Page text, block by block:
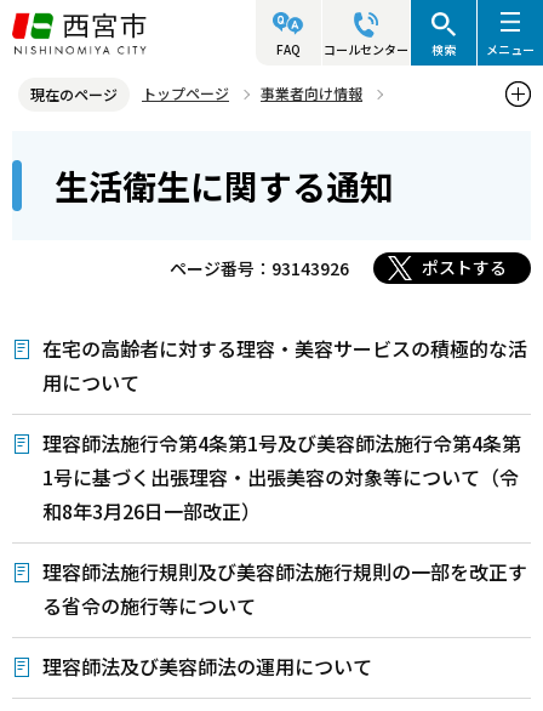
こ
の
ジ
先
FAQ コールセンター 検索 メニュー
現在のページ トップページ
事業者向け情報
こ
生活衛生に関する通知
ページ番号：93143926 ポストする
在宅の高齢者に対する理容・美容サービスの積極的な活
用について
理容師法施行令第4条第1号及び美容師法施行令第4条第
1号に基づく出張理容・出張美容の対象等について（令
和8年3月26日一部改正）
理容師法施行規則及び美容師法施行規則の一部を改正す
る省令の施行等について
理容師法及び美容師法の運用について